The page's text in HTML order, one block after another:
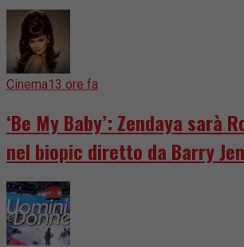
Cinema13 ore fa
‘Be My Baby’: Zendaya sarà
nel biopic diretto da Barry